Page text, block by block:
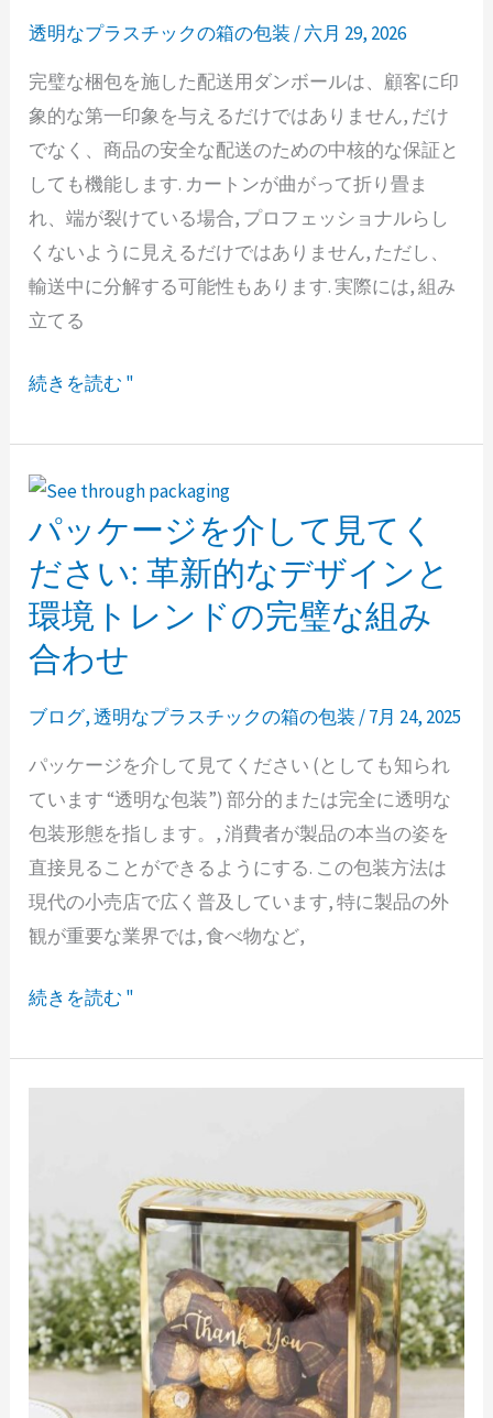
透明なプラスチックの箱の包装/六月 29, 2026
完璧な梱包を施した配送用ダンボールは、顧客に印
象的な第一印象を与えるだけではありません, だけ
でなく、商品の安全な配送のための中核的な保証と
しても機能します. カートンが曲がって折り畳ま
れ、端が裂けている場合, プロフェッショナルらし
くないように見えるだけではありません, ただし、
輸送中に分解する可能性もあります. 実際には, 組み
立てる
ン
ー
ル
を
効
率
的
に
組
立
梱
包
す
る
た
め
の
践
ガ
イ
ド
続きを読む "
パッケージを介して見てく
ださい: 革新的なデザインと
環境トレンドの完璧な組み
合わせ
ブログ,透明なプラスチックの箱の包装 /7月 24, 2025
パッケージを介して見てください (としても知られ
ています “透明な包装”) 部分的または完全に透明な
包装形態を指します。, 消費者が製品の本当の姿を
直接見ることができるようにする. この包装方法は
現代の小売店で広く普及しています, 特に製品の外
観が重要な業界では, 食べ物など,
パ
ッ
ケ
ー
ジ
介
し
て
見
て
く
だ
い:
イ
ン
と
環
境
ト
続きを読む "